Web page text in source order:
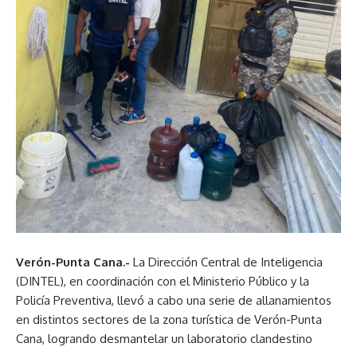
Verón-Punta Cana.- La Dirección Central de Inteligencia
(DINTEL), en coordinación con el Ministerio Público y la
Policía Preventiva, llevó a cabo una serie de allanamientos
en distintos sectores de la zona turística de Verón-Punta
Cana, logrando desmantelar un laboratorio clandestino